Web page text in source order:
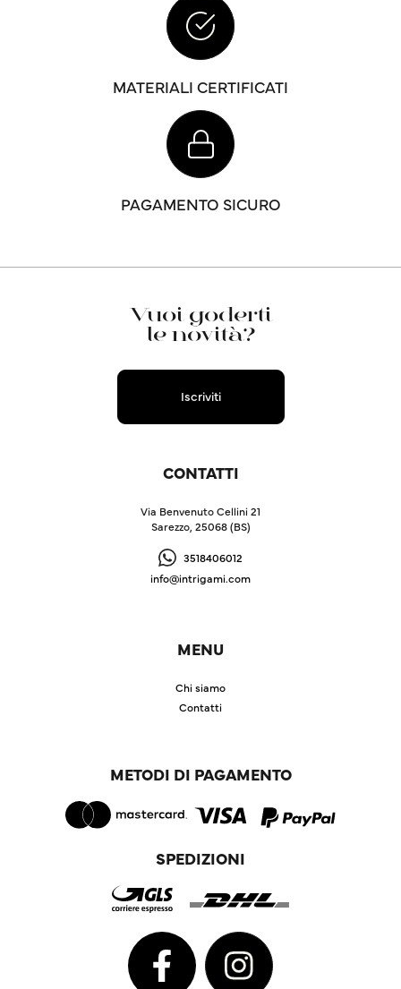
MATERIALI CERTIFICATI
PAGAMENTO SICURO
Vuoi goderti
le novità?
Iscriviti
CONTATTI
Via Benvenuto Cellini 21
Sarezzo, 25068 (BS)
3518406012
info@intrigami.com
MENU
Chi siamo
Contatti
METODI DI PAGAMENTO
SPEDIZIONI